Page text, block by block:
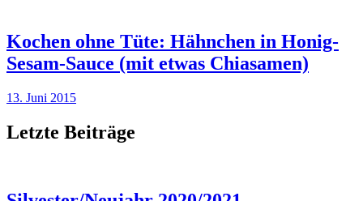
Kochen ohne Tüte: Hähnchen in Honig-
Sesam-Sauce (mit etwas Chiasamen)
13. Juni 2015
Letzte Beiträge